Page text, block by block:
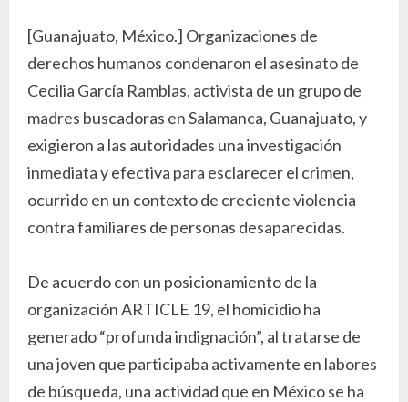
[Guanajuato, México.] Organizaciones de
derechos humanos condenaron el asesinato de
Cecilia García Ramblas, activista de un grupo de
madres buscadoras en Salamanca, Guanajuato, y
exigieron a las autoridades una investigación
inmediata y efectiva para esclarecer el crimen,
ocurrido en un contexto de creciente violencia
contra familiares de personas desaparecidas.
De acuerdo con un posicionamiento de la
organización ARTICLE 19, el homicidio ha
generado “profunda indignación”, al tratarse de
una joven que participaba activamente en labores
de búsqueda, una actividad que en México se ha